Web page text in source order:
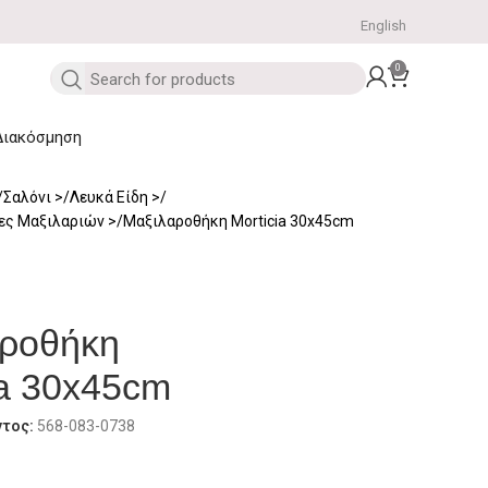
English
0
Σαλόνι
Λευκά Είδη
Μαξιλαριών
Μαξιλαροθήκη Morticia 30x45cm
30x45cm
568-083-0738